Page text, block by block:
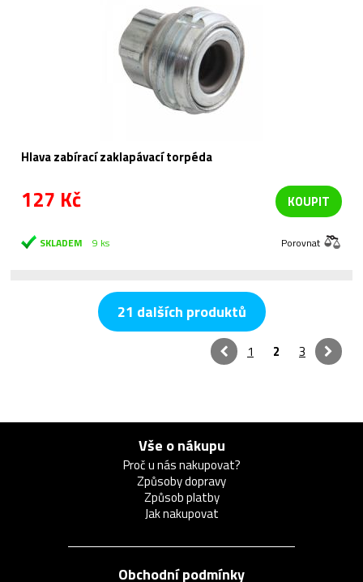
Hlava zabírací zaklapávací torpéda
127 Kč KOUPIT
SKLADEM 9 ks Porovnat
21 dalších produktů
1 2 3
Vše o nákupu
Proč u nás nakupovat?
Způsoby dopravy
Způsob platby
Jak nakupovat
Obchodní podmínky